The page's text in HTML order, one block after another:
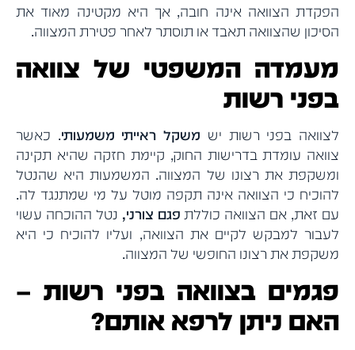
הפקדת הצוואה אינה חובה, אך היא מקטינה מאוד את
הסיכון שהצוואה תאבד או תוסתר לאחר פטירת המצווה.
מעמדה המשפטי של צוואה
בפני רשות
לצוואה בפני רשות יש משקל ראייתי משמעותי. כאשר
צוואה עומדת בדרישות החוק, קיימת חזקה שהיא תקינה
ומשקפת את רצונו של המצווה. המשמעות היא שהנטל
להוכיח כי הצוואה אינה תקפה מוטל על מי שמתנגד לה.
עם זאת, אם הצוואה כוללת פגם צורני, נטל ההוכחה עשוי
לעבור למבקש לקיים את הצוואה, ועליו להוכיח כי היא
משקפת את רצונו החופשי של המצווה.
פגמים בצוואה בפני רשות –
האם ניתן לרפא אותם?